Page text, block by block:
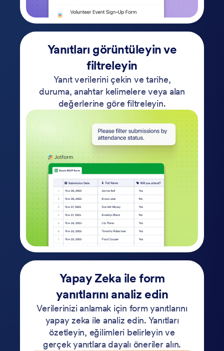
Yanıtları görüntüleyin ve
filtreleyin
Yanıt verilerini çekin ve tarihe,
duruma, anahtar kelimelere veya alan
değerlerine göre filtreleyin.
Yapay Zeka ile form
yanıtlarını analiz edin
Verilerinizi anlamak için form yanıtlarını
yapay zeka ile analiz edin. Yanıtları
özetleyin, eğilimleri belirleyin ve
gerçek yanıtlara dayalı öneriler alın.